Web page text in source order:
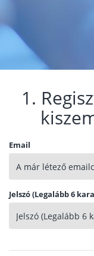
1.
Email
Jelszó (Legalább 6